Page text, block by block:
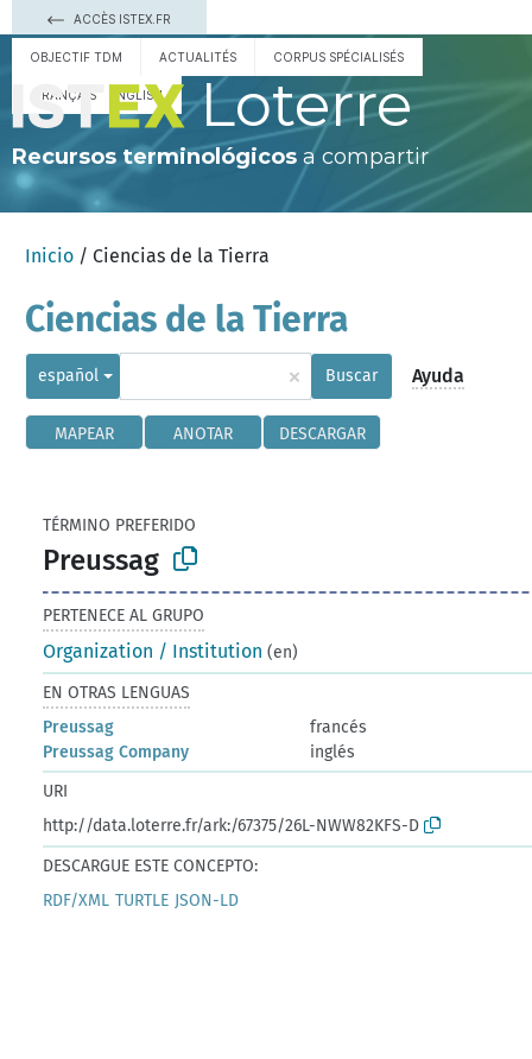
ACCÈS ISTEX.FR
OBJECTIF TDM ACTUALITÉS CORPUS SPÉCIALISÉS
FRANÇAIS ENGLISH Loterre
Recursos terminológicos a compartir
Inicio / Ciencias de la Tierra
Ciencias de la Tierra
español × Buscar Ayuda
MAPEAR ANOTAR DESCARGAR
TÉRMINO PREFERIDO
Preussag
PERTENECE AL GRUPO
Organization / Institution (en)
EN OTRAS LENGUAS
Preussag
francés
Preussag Company
inglés
URI
http://data.loterre.fr/ark:/67375/26L-NWW82KFS-D
DESCARGUE ESTE CONCEPTO:
RDF/XML TURTLE JSON-LD